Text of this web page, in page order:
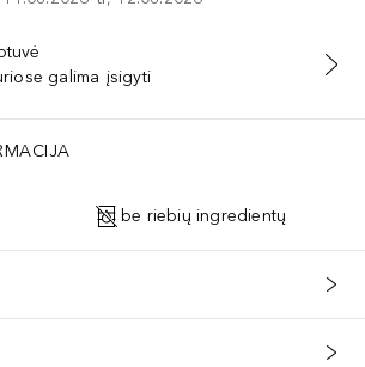
PRIDĖTI Į KREPŠELĮ
galima įsigyti
be riebių ingredientų